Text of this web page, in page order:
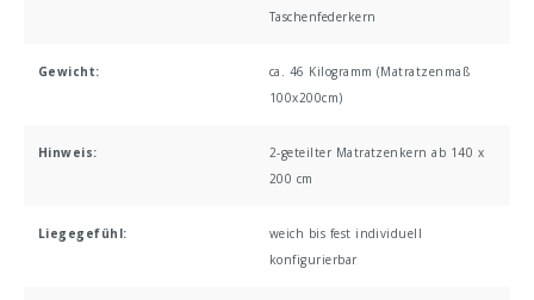
Taschenfederkern
Gewicht:
ca. 46 Kilogramm (Matratzenmaß
100x200cm)
Hinweis:
2-geteilter Matratzenkern ab 140 x
200 cm
Liegegefühl:
weich bis fest individuell
konfigurierbar